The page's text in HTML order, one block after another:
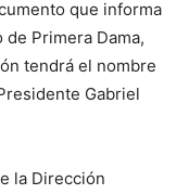
que informa
Primera Dama,
tendrá el nombre
Gabriel
la Dirección